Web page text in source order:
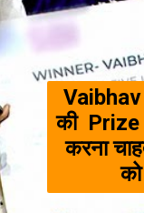
की Prize
करना